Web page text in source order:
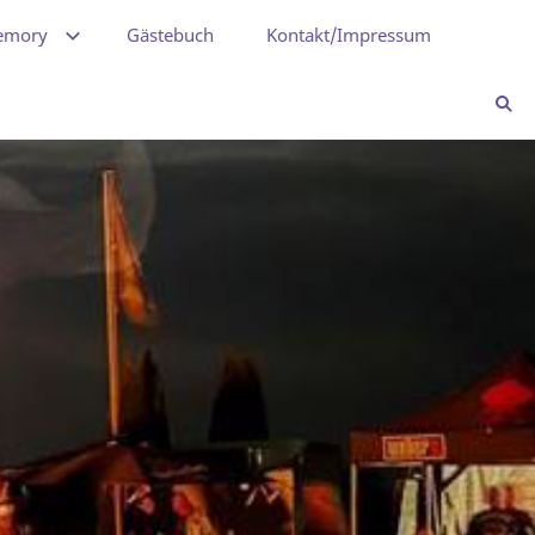
Gästebuch Kontakt/Impressum